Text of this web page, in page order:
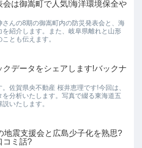
は御嵩町で人気!海洋環境保全や
んの8期の御嵩町内の防災発表会と、海
紹介します。また、岐阜県離れと山形
とも伝えます。
データをシェアします!バックナ
佐賀県央不動産 桜井恵理です!今回は、
を分析いたします。写真で綴る東海道五
いたします。
地震支援会と広島少子化を熟思?
コミ話?